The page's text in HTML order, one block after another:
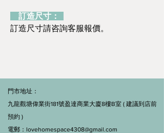
訂造尺寸：
訂造尺寸請咨詢客服報價。
門市地址：
九龍觀塘偉業街181號盈達商業大廈8樓B室 ( 建議到店前
預約 )
電郵： lovehomespace4308@gmail.com